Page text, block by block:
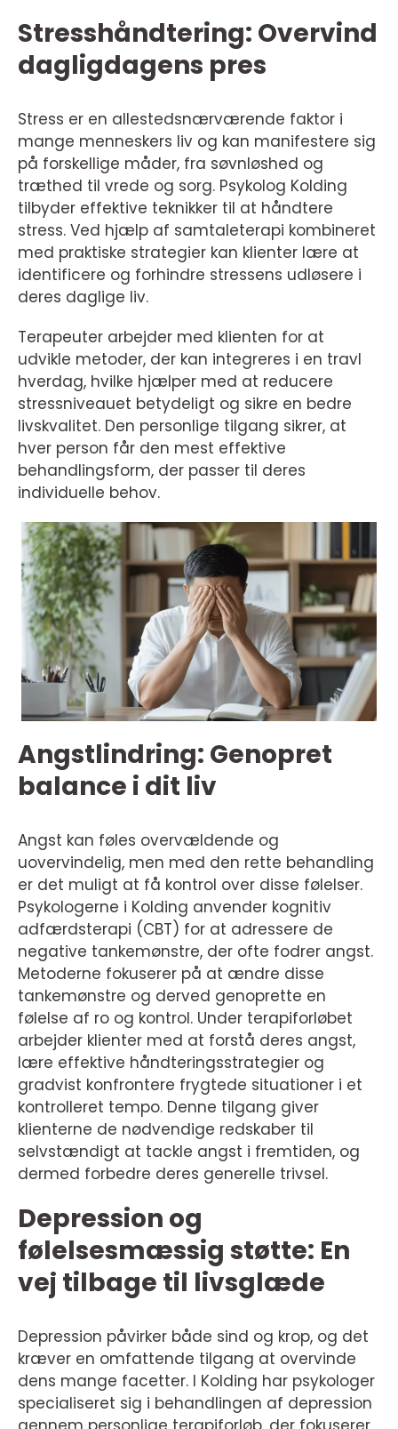
Stresshåndtering: Overvind
dagligdagens pres
Stress er en allestedsnærværende faktor i
mange menneskers liv og kan manifestere sig
på forskellige måder, fra søvnløshed og
træthed til vrede og sorg. Psykolog Kolding
tilbyder effektive teknikker til at håndtere
stress. Ved hjælp af samtaleterapi kombineret
med praktiske strategier kan klienter lære at
identificere og forhindre stressens udløsere i
deres daglige liv.
Terapeuter arbejder med klienten for at
udvikle metoder, der kan integreres i en travl
hverdag, hvilke hjælper med at reducere
stressniveauet betydeligt og sikre en bedre
livskvalitet. Den personlige tilgang sikrer, at
hver person får den mest effektive
behandlingsform, der passer til deres
individuelle behov.
Angstlindring: Genopret
balance i dit liv
Angst kan føles overvældende og
uovervindelig, men med den rette behandling
er det muligt at få kontrol over disse følelser.
Psykologerne i Kolding anvender kognitiv
adfærdsterapi (CBT) for at adressere de
negative tankemønstre, der ofte fodrer angst.
Metoderne fokuserer på at ændre disse
tankemønstre og derved genoprette en
følelse af ro og kontrol. Under terapiforløbet
arbejder klienter med at forstå deres angst,
lære effektive håndteringsstrategier og
gradvist konfrontere frygtede situationer i et
kontrolleret tempo. Denne tilgang giver
klienterne de nødvendige redskaber til
selvstændigt at tackle angst i fremtiden, og
dermed forbedre deres generelle trivsel.
Depression og
følelsesmæssig støtte: En
vej tilbage til livsglæde
Depression påvirker både sind og krop, og det
kræver en omfattende tilgang at overvinde
dens mange facetter. I Kolding har psykologer
specialiseret sig i behandlingen af depression